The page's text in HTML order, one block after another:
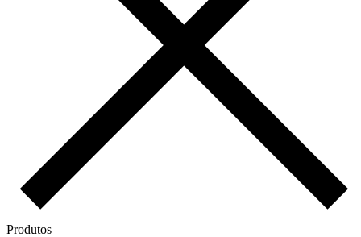
Produtos